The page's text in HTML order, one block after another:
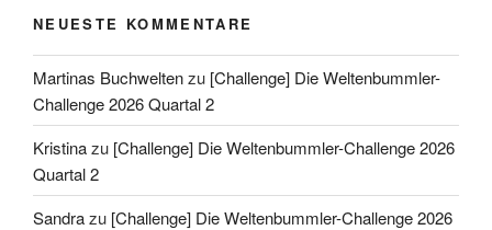
NEUESTE KOMMENTARE
Martinas Buchweltenzu [Challenge] Die Weltenbummler-
Challenge 2026 Quartal 2
Kristinazu [Challenge] Die Weltenbummler-Challenge 2026
Quartal 2
Sandrazu [Challenge] Die Weltenbummler-Challenge 2026